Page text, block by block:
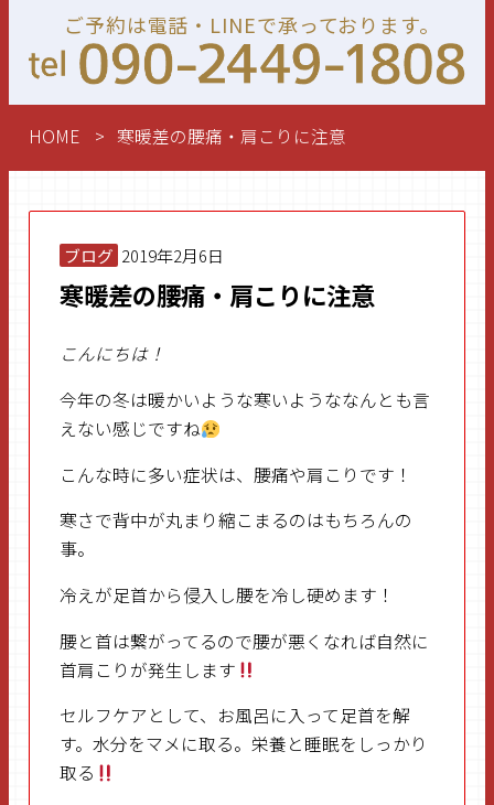
ご予約は電話・LINEで承っております。
HOME 寒暖差の腰痛・肩こりに注意
ブログ 2019年2月6日
寒暖差の腰痛・肩こりに注意
こんにちは！
今年の冬は暖かいような寒いようななんとも言
えない感じですね
こんな時に多い症状は、腰痛や肩こりです！
寒さで背中が丸まり縮こまるのはもちろんの
事。
冷えが足首から侵入し腰を冷し硬めます！
腰と首は繋がってるので腰が悪くなれば自然に
首肩こりが発生します
セルフケアとして、お風呂に入って足首を解
す。水分をマメに取る。栄養と睡眠をしっかり
取る